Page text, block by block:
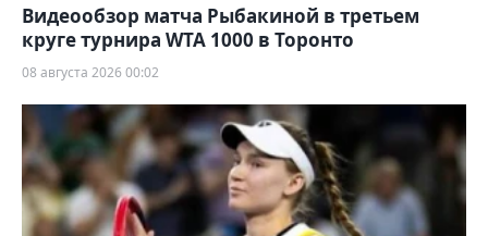
Видеообзор матча Рыбакиной в третьем
круге турнира WTA 1000 в Торонто
08 августа 2026 00:02